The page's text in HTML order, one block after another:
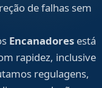
de falhas sem
Encanadores está
rapidez, inclusive
regulagens,